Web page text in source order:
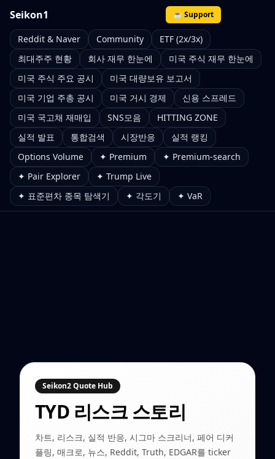
Seikon1 ☕ Support
Reddit & Naver Community
ETF (2x/3x)
최대주주 현황
회사 재무 한눈에
미국 주식 재무 한눈에
미국 주식 주요 공시
미국 대량보유 보고서
미국 기업 주총 공시
미국 거시 경제
신용 스프레드
미국 국고채 재매입
SNS모음
HITTING ZONE
실적 발표
통합검색 시장반응
실적 랭킹
Options Volume
✦ Premium
✦ Premium-search
✦ Pair Explorer
✦ Trump Live
✦ 표준편차 종목 탐색기
✦ 각도기 ✦ VaR
Seikon2 Quote Hub
TYD리스크 스토리
차트, 리스크, 실적 반응, 시그마 스크리너, 페어 디커
플링, 매크로, 뉴스, Reddit, Truth, EDGAR를 ticker